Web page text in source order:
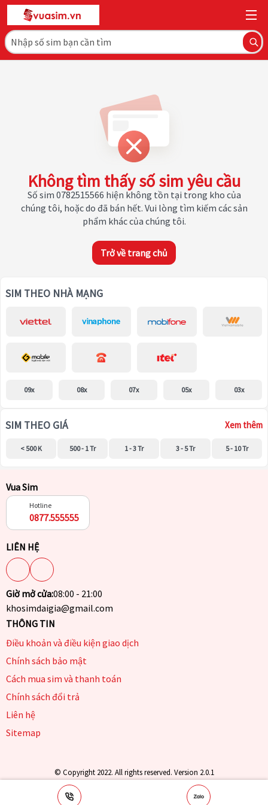
Không tìm thấy số sim yêu cầu
Số sim 0782515566 hiện không tồn tại trong kho của
chúng tôi, hoặc do đã bán hết. Vui lòng tìm kiếm các sản
phẩm khác của chúng tôi.
Trở về trang chủ
SIM THEO NHÀ MẠNG
09x 08x 07x 05x 03x
SIM THEO GIÁ Xem thêm
< 500 K 500 - 1 Tr 1 - 3 Tr 3 - 5 Tr 5 - 10 Tr
Vua Sim
Hotline
0877.555555
LIÊN HỆ
Giờ mở cửa:08:00 - 21:00
khosimdaigia@gmail.com
THÔNG TIN
Điều khoản và điều kiện giao dịch
Chính sách bảo mật
Cách mua sim và thanh toán
Chính sách đổi trả
Liên hệ
Sitemap
© Copyright 2022. All rights reserved. Version 2.0.1